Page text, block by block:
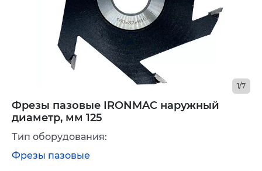
Фрезы пазовые IRONMAC наружный
диаметр, мм 125
1/7
Тип оборудования:
Фрезы пазовые